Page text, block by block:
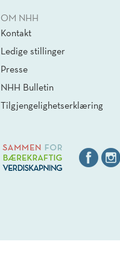
OM NHH
Kontakt
Ledige stillinger
Presse
NHH Bulletin
Tilgjengelighetserklæring